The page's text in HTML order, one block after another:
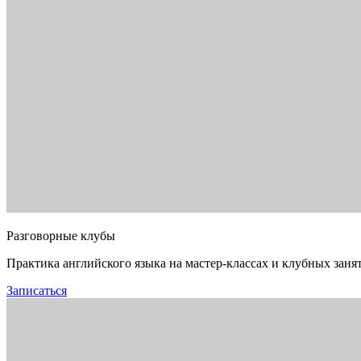
Разговорные клубы
Практика английского языка на мастер-классах и клубных
Записаться